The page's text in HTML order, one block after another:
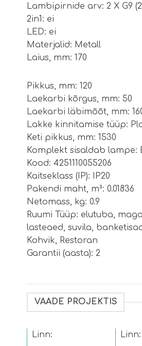
Lambipirnide arv: 2 X G9
2in1: ei
LED: ei
Materjalid: Metall
Laius, mm: 170
Pikkus, mm: 120
Laekarbi kõrgus, mm: 50
Laekarbi läbimõõt, mm:
Lakke kinnitamise tüüp:
Keti pikkus, mm: 1530
Komplekt sisaldab lampe:
Kood: 4251110055206
Kaitseklass (IP): IP20
Pakendi maht, m³: 0.01836
Netomass, kg: 0.9
Ruumi Tüüp: elutuba,
lasteaed, suvila,
Kohvik, Restoran
Garantii (aasta): 2
VAADE PROJEKTIS
Linn: Linn: